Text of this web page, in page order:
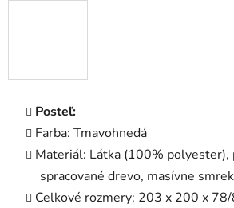
Posteľ:
Farba: Tmavohnedá
Materiál: Látka (100% polyester),
spracované drevo, masívne
Celkové rozmery: 203 x 200 x 78/